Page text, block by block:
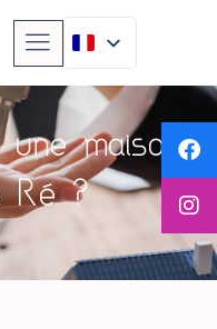
maison
Ré ?